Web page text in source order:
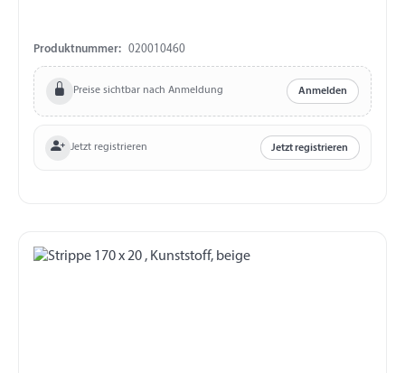
Produktnummer: 020010460
Preise sichtbar nach Anmeldung Anmelden
Jetzt registrieren Jetzt registrieren